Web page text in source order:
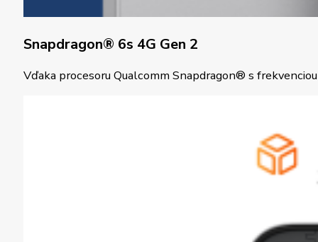
Snapdragon® 6s 4G Gen 2
Vďaka procesoru Qualcomm Snapdragon® s